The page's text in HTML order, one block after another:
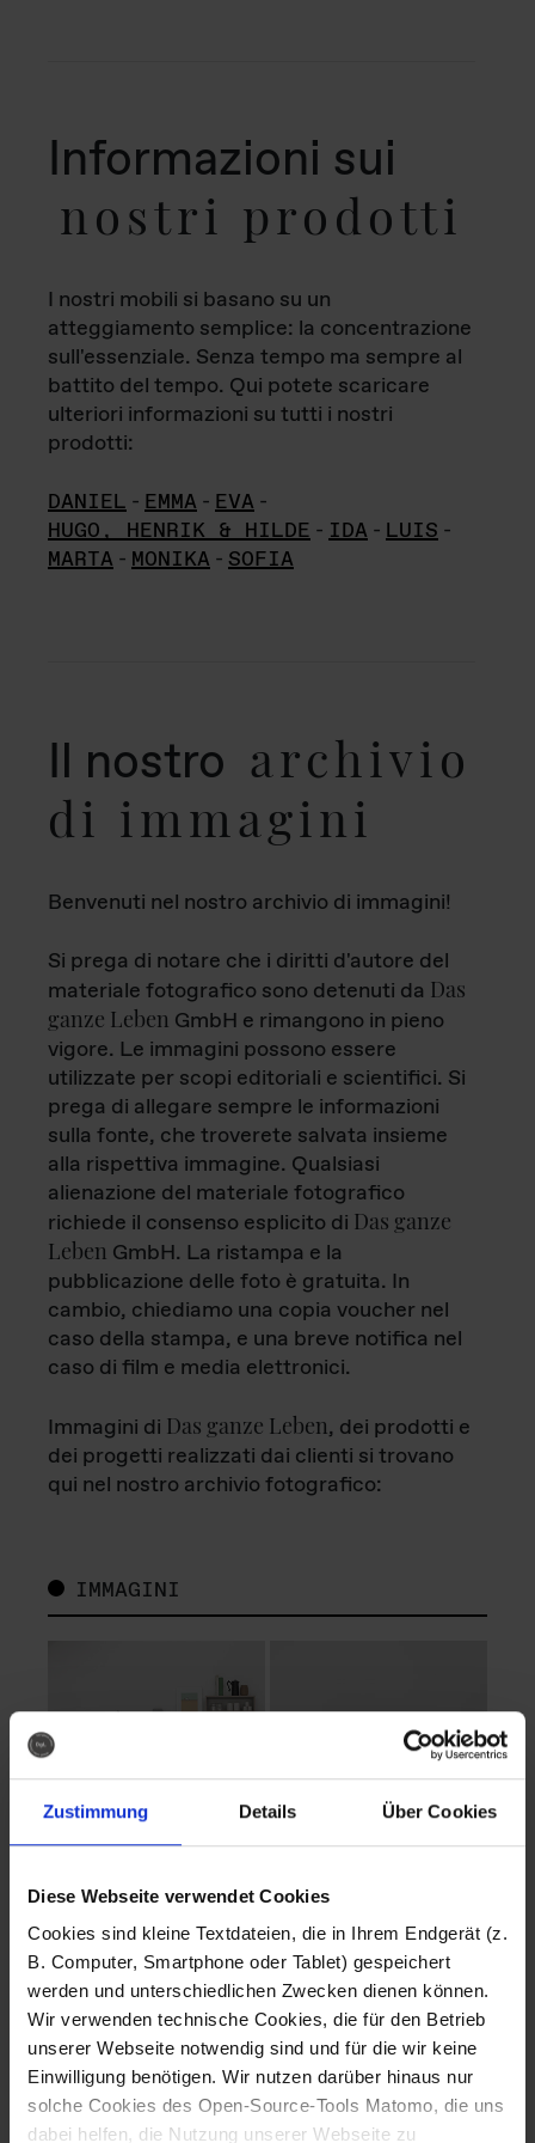
Zustimmung Details Über Cookies
Diese Webseite verwendet Cookies
Cookies sind kleine Textdateien, die in Ihrem Endgerät (z.
B. Computer, Smartphone oder Tablet) gespeichert
werden und unterschiedlichen Zwecken dienen können.
Wir verwenden technische Cookies, die für den Betrieb
unserer Webseite notwendig sind und für die wir keine
Einwilligung benötigen. Wir nutzen darüber hinaus nur
solche Cookies des Open-Source-Tools Matomo, die uns
dabei helfen, die Nutzung unserer Webseite zu
Informazioni sui
nostri prodotti
I nostri mobili si basano su un
atteggiamento semplice: la concentrazione
sull'essenziale. Senza tempo ma sempre al
battito del tempo. Qui potete scaricare
ulteriori informazioni su tutti i nostri
prodotti:
DANIEL - EMMA - EVA -
HUGO, HENRIK & HILDE - IDA - LUIS -
MARTA - MONIKA - SOFIA
Il nostro archivio
di immagini
Benvenuti nel nostro archivio di immagini!
Si prega di notare che i diritti d'autore del
materiale fotografico sono detenuti da Das
ganze Leben GmbH e rimangono in pieno
vigore. Le immagini possono essere
utilizzate per scopi editoriali e scientifici. Si
prega di allegare sempre le informazioni
sulla fonte, che troverete salvata insieme
alla rispettiva immagine. Qualsiasi
alienazione del materiale fotografico
richiede il consenso esplicito di Das ganze
Leben GmbH. La ristampa e la
pubblicazione delle foto è gratuita. In
cambio, chiediamo una copia voucher nel
caso della stampa, e una breve notifica nel
caso di film e media elettronici.
Immagini di Das ganze Leben, dei prodotti e
dei progetti realizzati dai clienti si trovano
qui nel nostro archivio fotografico:
IMMAGINI
Fotografo: Lorenz
Sternbach
Download
Fotografo: Lorenz
Sternbach
Download